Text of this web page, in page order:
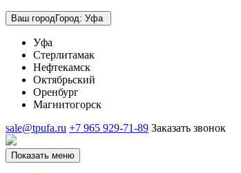
Ваш городГород: Уфа
Уфа
Стерлитамак
Нефтекамск
Октябрьский
Оренбург
Магнитогорск
sale@tpufa.ru +7 965 929-71-89 Заказать звонок
Показать меню